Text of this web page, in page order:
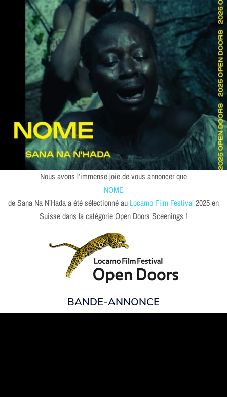
Nous avons l’immense joie de vous annoncer que
NOME
de Sana Na N’Hada a été sélectionné au Locarno Film Festival 2025 en
Suisse dans la catégorie Open Doors Sceenings !
BANDE-ANNONCE